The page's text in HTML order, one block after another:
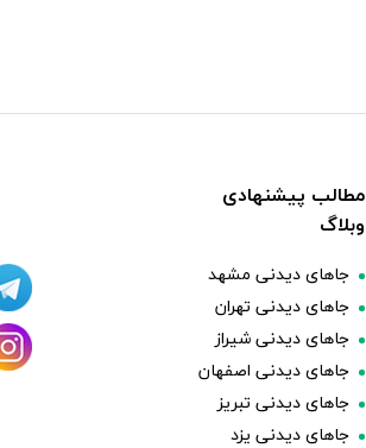
مطالب پیشنهادی
وبلاگ
جاهای دیدنی مشهد
جاهای دیدنی تهران
جاهای دیدنی شیراز
جاهای دیدنی اصفهان
جاهای دیدنی تبریز
جاهای دیدنی یزد